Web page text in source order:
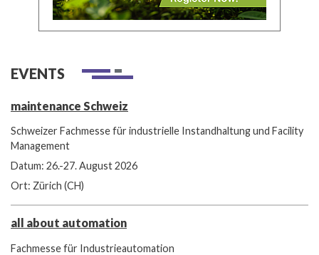
EVENTS
maintenance Schweiz
Schweizer Fachmesse für industrielle Instandhaltung und Facility
Management
Datum: 26.-27. August 2026
Ort: Zürich (CH)
all about automation
Fachmesse für Industrieautomation